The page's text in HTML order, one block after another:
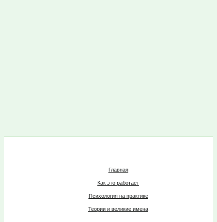
Главная
Как это работает
Психология на практике
Теории и великие имена